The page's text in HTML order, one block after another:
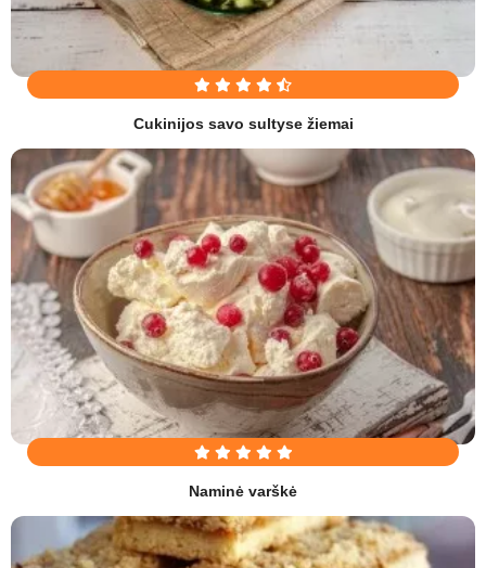
Cukinijos savo sultyse žiemai
Naminė varškė